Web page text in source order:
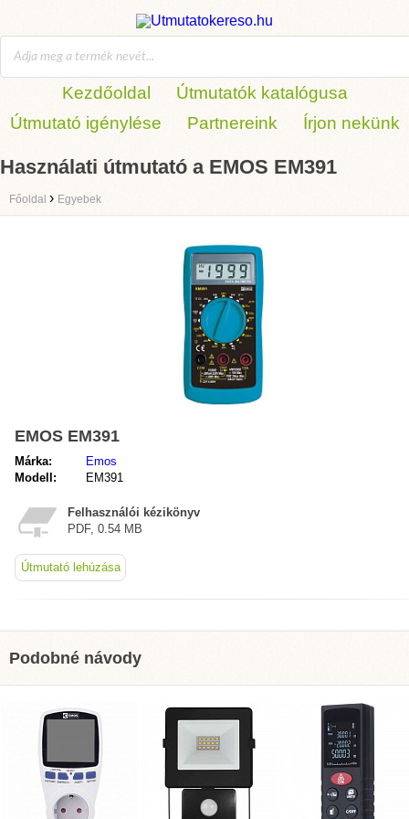
Kezdőoldal
Útmutatók katalógusa
Útmutató igénylése
Partnereink Írjon nekünk
Használati útmutató a EMOS EM391
Főoldal › Egyebek
EMOS EM391
Márka:
Emos
Modell:
EM391
Felhasználói kézikönyv
PDF, 0.54 MB
Útmutató lehúzása
Podobné návody